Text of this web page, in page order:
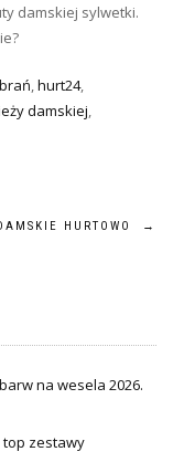
damskiej sylwetki.
,hurt24,
damskiej,
HURTOWO →
na wesela 2026.
top zestawy